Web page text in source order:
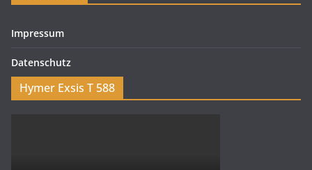
Impressum
Datenschutz
Hymer Exsis T 588